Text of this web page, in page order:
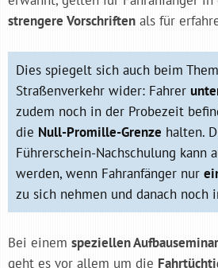
strengere Vorschriften als für
Dies spiegelt sich auch beim
Straßenverkehr wider: Fahrer
zudem noch in der Probezeit
die Null-Promille-Grenze halten.
Führerschein-Nachschulung kann
werden, wenn Fahranfänger nur
zu sich nehmen und danach noch
Bei einem speziellen Aufbauseminar
geht es vor allem um die